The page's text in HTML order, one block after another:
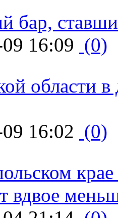
бар,
16:09 (0)
области в
16:02 (0)
вдвое